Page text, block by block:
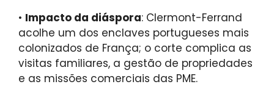
• Impacto da diáspora: Clermont-Ferrand
acolhe um dos enclaves portugueses mais
colonizados de França; o corte complica as
visitas familiares, a gestão de propriedades
e as missões comerciais das PME.